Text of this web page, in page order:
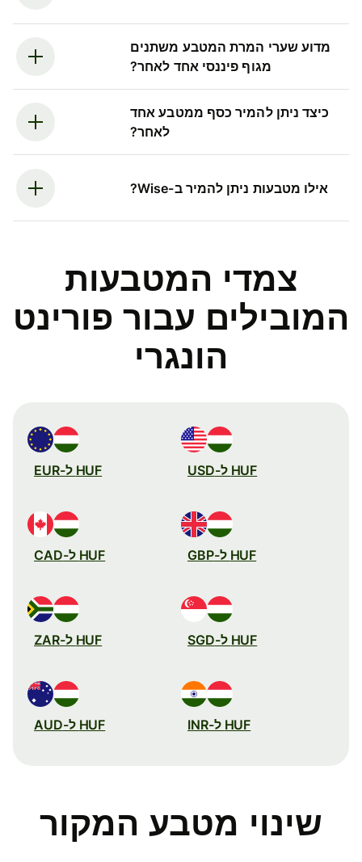
מדוע שערי המרת המטבע משתנים
מגוף פיננסי אחד לאחר?
כיצד ניתן להמיר כסף ממטבע אחד
לאחר?
אילו מטבעות ניתן להמיר ב-Wise?
צמדי המטבעות
המובילים עבור פורינט
הונגרי
HUF ל-USD HUF ל-EUR
HUF ל-GBP HUF ל-CAD
HUF ל-SGD HUF ל-ZAR
HUF ל-INR HUF ל-AUD
שינוי מטבע המקור